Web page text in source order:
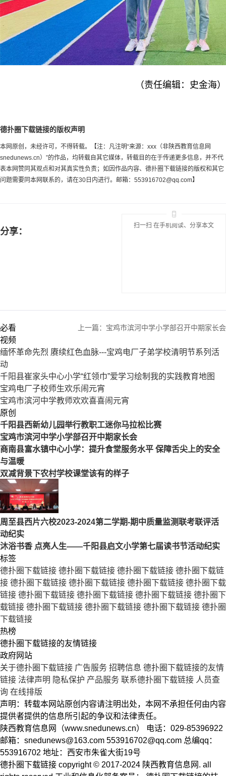
（责任编辑：史金海）
德扑圈下载链接的版权声明
本网原创，未经许可，不得转载。【注：凡注明“来源：xxx（非陕西教育信息网
snedunews.cn）”的作品，均转载自其它媒体，转载目的在于传递更多信息，并不代
表本网赞同其观点和对其真实性负责；如因作品内容、德扑圈下载链接的版权和其它
问题需要同本网联系的，请在30日内进行。邮箱： 553916702@qq.com】
分享：
扫一扫 在手机阅读、分享本文
上一篇： 宝鸡市滨河中学小学部召开中期家长会
必看
视频
缅怀革命先烈 赓续红色血脉---宝鸡电厂子弟学校清明节系列活
动
千阳县崔家头中心小学“红领巾”爱学习绘制我的实践教育地图
宝鸡电厂子校师生欢乐闹元宵
宝鸡市滨河中学教师欢欢喜喜闹元宵
原创
千阳县西新幼儿园举行教职工迷你马拉松比赛
宝鸡市滨河中学小学部召开中期家长会
商南县富水镇中心小学：提升食堂服务水平 保障舌尖上的安全
与温暖
双减背景下农村学校课堂该有的样子
周至县西片六校2023-2024第二学期-期中质量监测联考联评活
动纪实
沐浴书香 点亮人生——千阳县启文小学第七届读书节活动纪实
标签
德扑圈下载链接 德扑圈下载链接 德扑圈下载链接 德扑圈下载链
接 德扑圈下载链接 德扑圈下载链接 德扑圈下载链接 德扑圈下载
链接 德扑圈下载链接 德扑圈下载链接 德扑圈下载链接 德扑圈下
载链接 德扑圈下载链接 德扑圈下载链接 德扑圈下载链接 德扑圈
下载链接
热榜
德扑圈下载链接的友情链接
政府网站
关于德扑圈下载链接 广告服务 招聘信息 德扑圈下载链接的友情
链接 法律声明 隐私保护 产品服务 联系德扑圈下载链接 人员查
询 在线排版
声明：转载本网站原创内容请注明出处，本网不承担任何由内容
提供者提供的信息所引起的争议和法律责任。
陕西教育信息网（www.snedunews.cn） 电话：029-85396922
邮箱： snedunews@163.com 553916702@qq.com 总编qq：
553916702 地址：西安市朱雀大街19号
德扑圈下载链接 copyright © 2017-2024 陕西教育信息网. all